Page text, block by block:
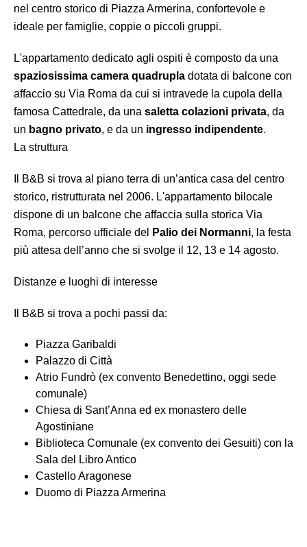
nel centro storico di Piazza Armerina, confortevole e
ideale per famiglie, coppie o piccoli gruppi.
L'appartamento dedicato agli ospiti è composto da una
spaziosissima camera quadrupla dotata di balcone con
affaccio su Via Roma da cui si intravede la cupola della
famosa Cattedrale, da una saletta colazioni privata, da
un bagno privato, e da un ingresso indipendente.
La struttura
Il B&B si trova al piano terra di un’antica casa del centro
storico, ristrutturata nel 2006. L'appartamento bilocale
dispone di un balcone che affaccia sulla storica Via
Roma, percorso ufficiale del
Palio dei Normanni, la festa
più attesa dell’anno che si svolge il 12, 13 e 14 agosto.
Distanze e luoghi di interesse
Il B&B si trova a pochi passi da:
Piazza Garibaldi
Palazzo di Città
Atrio Fundrò (ex convento Benedettino, oggi sede
comunale)
Chiesa di Sant’Anna ed ex monastero delle
Agostiniane
Biblioteca Comunale (ex convento dei Gesuiti) con la
Sala del Libro Antico
Castello Aragonese
Duomo di Piazza Armerina